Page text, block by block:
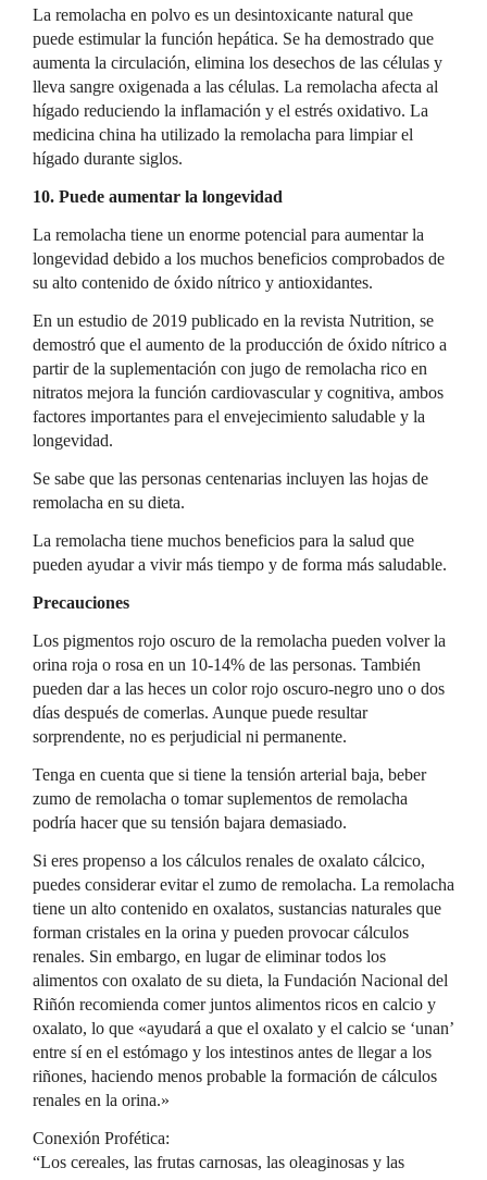
La remolacha en polvo es un desintoxicante natural que
puede estimular la función hepática. Se ha demostrado que
aumenta la circulación, elimina los desechos de las células y
lleva sangre oxigenada a las células. La remolacha afecta al
hígado reduciendo la inflamación y el estrés oxidativo. La
medicina china ha utilizado la remolacha para limpiar el
hígado durante siglos.
10. Puede aumentar la longevidad
La remolacha tiene un enorme potencial para aumentar la
longevidad debido a los muchos beneficios comprobados de
su alto contenido de óxido nítrico y antioxidantes.
En un estudio de 2019 publicado en la revista Nutrition, se
demostró que el aumento de la producción de óxido nítrico a
partir de la suplementación con jugo de remolacha rico en
nitratos mejora la función cardiovascular y cognitiva, ambos
factores importantes para el envejecimiento saludable y la
longevidad.
Se sabe que las personas centenarias incluyen las hojas de
remolacha en su dieta.
La remolacha tiene muchos beneficios para la salud que
pueden ayudar a vivir más tiempo y de forma más saludable.
Precauciones
Los pigmentos rojo oscuro de la remolacha pueden volver la
orina roja o rosa en un 10-14% de las personas. También
pueden dar a las heces un color rojo oscuro-negro uno o dos
días después de comerlas. Aunque puede resultar
sorprendente, no es perjudicial ni permanente.
Tenga en cuenta que si tiene la tensión arterial baja, beber
zumo de remolacha o tomar suplementos de remolacha
podría hacer que su tensión bajara demasiado.
Si eres propenso a los cálculos renales de oxalato cálcico,
puedes considerar evitar el zumo de remolacha. La remolacha
tiene un alto contenido en oxalatos, sustancias naturales que
forman cristales en la orina y pueden provocar cálculos
renales. Sin embargo, en lugar de eliminar todos los
alimentos con oxalato de su dieta, la Fundación Nacional del
Riñón recomienda comer juntos alimentos ricos en calcio y
oxalato, lo que «ayudará a que el oxalato y el calcio se ‘unan’
entre sí en el estómago y los intestinos antes de llegar a los
riñones, haciendo menos probable la formación de cálculos
renales en la orina.»
Conexión Profética:
“Los cereales, las frutas carnosas, las oleaginosas y las